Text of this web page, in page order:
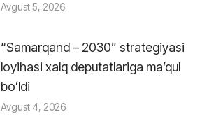
Avgust 5, 2026
“Samarqand – 2030” strategiyasi
loyihasi xalq deputatlariga maʼqul
boʻldi
Avgust 4, 2026